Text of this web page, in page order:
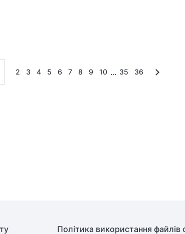
2 3 4 5 6 7 8 9 10 ... 35 36
Політика використання файлів